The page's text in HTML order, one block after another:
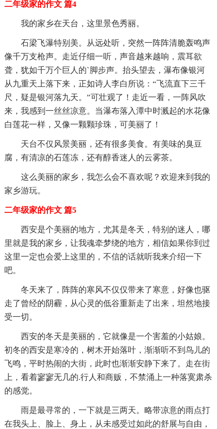
二年级家的作文 篇4
我的家乡在天台，这里景色秀丽。
石梁飞瀑特别美。从远处听，突然一阵阵清脆轰鸣声
像千万支枪声。走近仔细一听，声音越来越响，震耳欲
聋，犹如千万个巨人的`脚步声。抬头望去，瀑布像银河
从九重天上落下来，正如诗人李白所说：“飞流直下三千
尺，疑是银河落九天。”可壮观了！走近一看，一阵风吹
来，我感到一丝丝凉意。当瀑布落入潭中时溅起的水花像
白莲花一样，又像一颗颗珍珠，可美丽了！
天台不仅风景美丽，还有很多美食。有美味的臭豆
腐，有清凉的石莲冻，还有醇香迷人的云雾茶。
这么美丽的家乡，我怎么会不喜欢呢？欢迎来到我的
家乡游玩。
二年级家的作文 篇5
西安是个美丽的地方，尤其是冬天，特别的迷人，哪
里就是我的家乡，让我魂牵梦绕的地方，相信如果你到过
这里一定也会爱上这里的，不信的话就听我来介绍一下
吧。
冬天来了，阵阵的寒风不仅仅带来了寒意，好像也驱
走了曾经的阴霾，从心灵的低谷重新走了出来，坦然地接
受一切。
西安的冬天是美丽的，它就像是一个害羞的小姑娘。
初冬的西安是寒冷的，树木开始落叶，渐渐听不到鸟儿的
飞鸣，平时热闹的大街，此时也渐渐安静下来了。走在街
上，看着寥寥无几的.行人和商贩，不禁涌上一种落寞肃杀
的感觉。
雨是最寻常的，一下就是三两天。略带凉意的雨点打
在我头上、脸上、身上，从未感受过如此的舒展与自由，